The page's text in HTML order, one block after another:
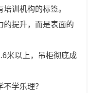
训机构的标签。
的提升，而是表面的
米以上，吊柜彻底成
学乐理？